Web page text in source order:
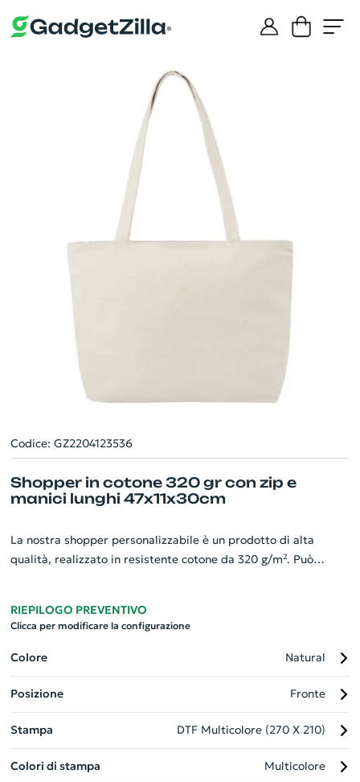
Codice: GZ2204123536
Shopper in cotone 320 gr con zip e
manici lunghi 47x11x30cm
La nostra shopper personalizzabile è un prodotto di alta
qualità, realizzato in resistente cotone da 320 g/m². Può
cerniera che la sigilla perfettamente, preservando il contenuto
comoda da trasportare a mano o a spalla. Il design
minimalista ma elegante la rende adatta a ogni occasione.
Dimensioni: 47x11x30 cm. Perfetta per promuovere la tua
azienda!
RIEPILOGO PREVENTIVO
Clicca per modificare la configurazione
Colore Natural
Posizione Fronte
Stampa DTF Multicolore (270 X 210)
Colori di stampa Multicolore